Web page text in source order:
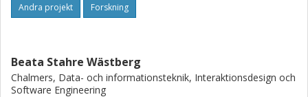
Andra projekt Forskning
Beata Stahre Wästberg
Chalmers, Data- och informationsteknik, Interaktionsdesign och
Software Engineering